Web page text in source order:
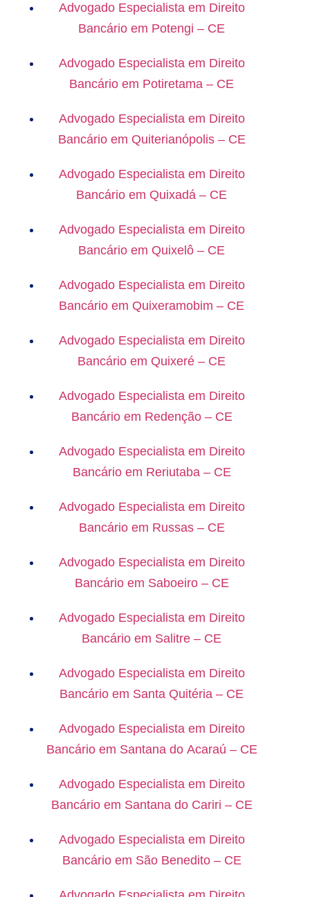
Advogado Especialista em Direito
Bancário em Potengi – CE
Advogado Especialista em Direito
Bancário em Potiretama – CE
Advogado Especialista em Direito
Bancário em Quiterianópolis – CE
Advogado Especialista em Direito
Bancário em Quixadá – CE
Advogado Especialista em Direito
Bancário em Quixelô – CE
Advogado Especialista em Direito
Bancário em Quixeramobim – CE
Advogado Especialista em Direito
Bancário em Quixeré – CE
Advogado Especialista em Direito
Bancário em Redenção – CE
Advogado Especialista em Direito
Bancário em Reriutaba – CE
Advogado Especialista em Direito
Bancário em Russas – CE
Advogado Especialista em Direito
Bancário em Saboeiro – CE
Advogado Especialista em Direito
Bancário em Salitre – CE
Advogado Especialista em Direito
Bancário em Santa Quitéria – CE
Advogado Especialista em Direito
Bancário em Santana do Acaraú – CE
Advogado Especialista em Direito
Bancário em Santana do Cariri – CE
Advogado Especialista em Direito
Bancário em São Benedito – CE